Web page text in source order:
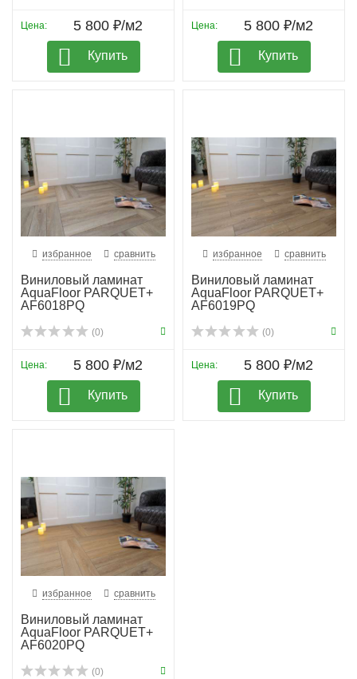
Цена: 5 800 ₽/м2
Купить
Цена: 5 800 ₽/м2
Купить
избранное сравнить
Виниловый ламинат
AquaFloor PARQUET+
AF6018PQ
(0)
Цена: 5 800 ₽/м2
Купить
избранное сравнить
Виниловый ламинат
AquaFloor PARQUET+
AF6019PQ
(0)
Цена: 5 800 ₽/м2
Купить
избранное сравнить
Виниловый ламинат
AquaFloor PARQUET+
AF6020PQ
(0)